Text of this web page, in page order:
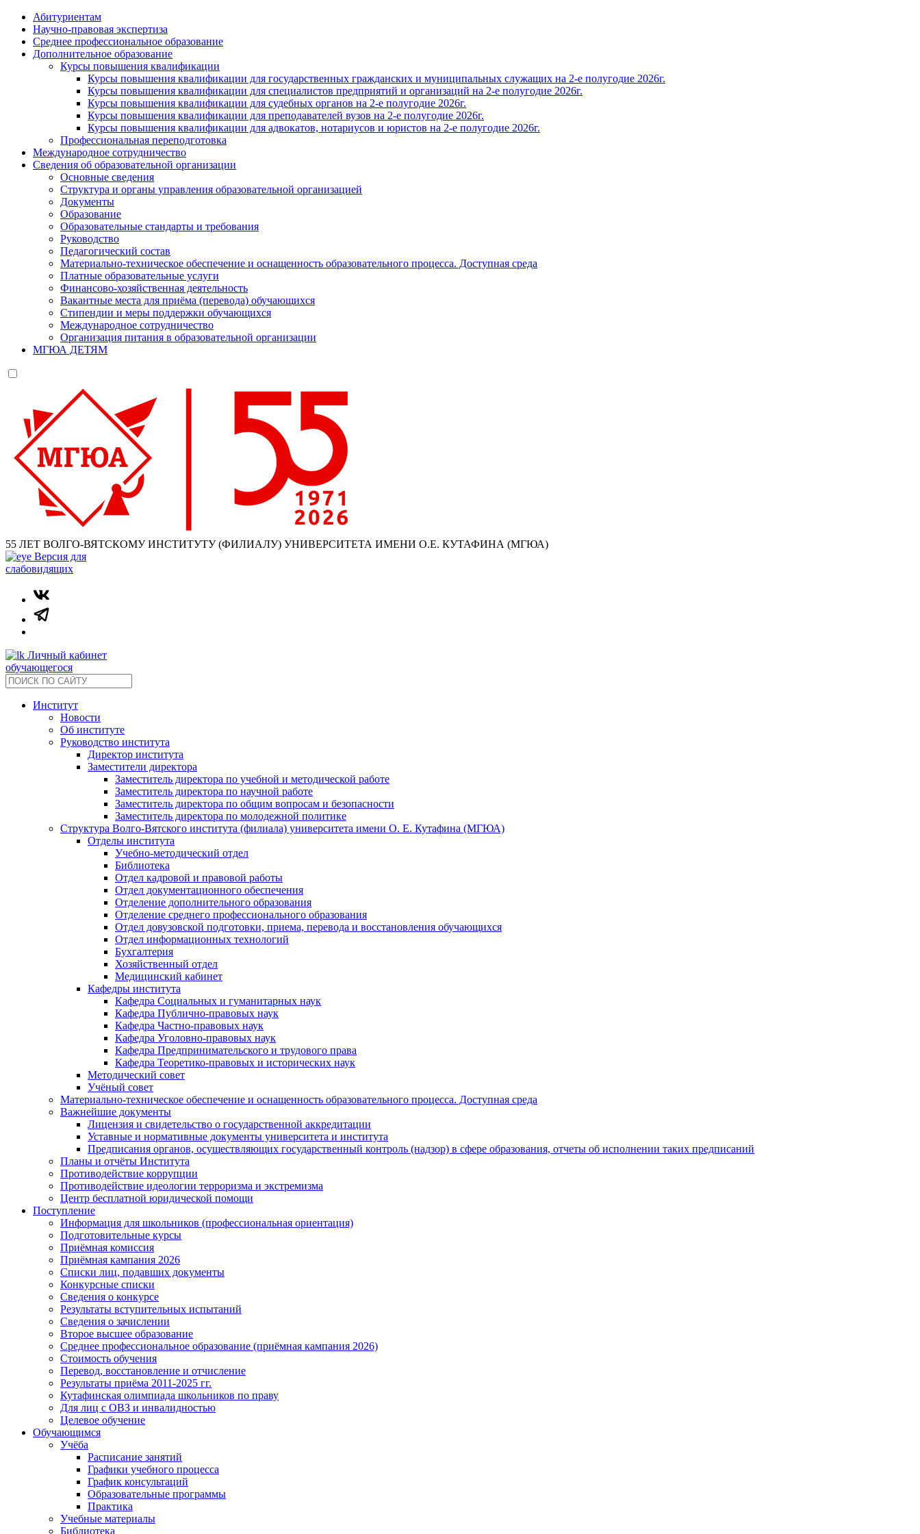
Абитуриентам
Научно-правовая экспертиза
Cреднее профессиональное образование
Дополнительное образование
Курсы повышения квалификации
Курсы повышения квалификации для государственных гражданских и муниципальных служащих на 2-е полугодие 2026г.
Курсы повышения квалификации для специалистов предприятий и организаций на 2-е полугодие 2026г.
Курсы повышения квалификации для судебных органов на 2-е полугодие 2026г.
Курсы повышения квалификации для преподавателей вузов на 2-е полугодие 2026г.
Курсы повышения квалификации для адвокатов, нотариусов и юристов на 2-е полугодие 2026г.
Профессиональная переподготовка
Международное сотрудничество
Сведения об образовательной организации
Основные сведения
Структура и органы управления образовательной организацией
Документы
Образование
Образовательные стандарты и требования
Руководство
Педагогический состав
Материально-техническое обеспечение и оснащенность образовательного процесса. Доступная среда
Платные образовательные услуги
Финансово-хозяйственная деятельность
Вакантные места для приёма (перевода) обучающихся
Стипендии и меры поддержки обучающихся
Международное сотрудничество
Организация питания в образовательной организации
МГЮА ДЕТЯМ
55 ЛЕТ ВОЛГО-ВЯТСКОМУ ИНСТИТУТУ (ФИЛИАЛУ) УНИВЕРСИТЕТА ИМЕНИ О.Е. КУТАФИНА (МГЮА)
Версия для
слабовидящих
Личный кабинет
обучающегося
Институт
Новости
Об институте
Руководство института
Директор института
Заместители директора
Заместитель директора по учебной и методической работе
Заместитель директора по научной работе
Заместитель директора по общим вопросам и безопасности
Заместитель директора по молодежной политике
Структура Волго-Вятского института (филиала) университета имени О. Е. Кутафина (МГЮА)
Отделы института
Учебно-методический отдел
Библиотека
Отдел кадровой и правовой работы
Отдел документационного обеспечения
Отделение дополнительного образования
Отделение среднего профессионального образования
Отдел довузовской подготовки, приема, перевода и восстановления обучающихся
Отдел информационных технологий
Бухгалтерия
Хозяйственный отдел
Медицинский кабинет
Кафедры института
Кафедра Социальных и гуманитарных наук
Кафедра Публично-правовых наук
Кафедра Частно-правовых наук
Кафедра Уголовно-правовых наук
Кафедра Предпринимательского и трудового права
Кафедра Теоретико-правовых и исторических наук
Методический совет
Учёный совет
Материально-техническое обеспечение и оснащенность образовательного процесса. Доступная среда
Важнейшие документы
Лицензия и свидетельство о государственной аккредитации
Уставные и нормативные документы университета и института
Предписания органов, осуществляющих государственный контроль (надзор) в сфере образования, отчеты об исполнении таких предписаний
Планы и отчёты Института
Противодействие коррупции
Противодействие идеологии терроризма и экстремизма
Центр бесплатной юридической помощи
Поступление
Информация для школьников (профессиональная ориентация)
Подготовительные курсы
Приёмная комиссия
Приёмная кампания 2026
Списки лиц, подавших документы
Конкурсные списки
Сведения о конкурсе
Результаты вступительных испытаний
Сведения о зачислении
Второе высшее образование
Среднее профессиональное образование (приёмная кампания 2026)
Стоимость обучения
Перевод, восстановление и отчисление
Результаты приёма 2011-2025 гг.
Кутафинская олимпиада школьников по праву
Для лиц с ОВЗ и инвалидностью
Целевое обучение
Обучающимся
Учёба
Расписание занятий
Графики учебного процесса
График консультаций
Образовательные программы
Практика
Учебные материалы
Библиотека